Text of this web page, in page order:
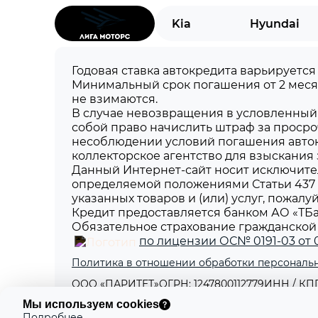
Мы используем cookies
Складывающееся заднее сиденье
Тонированные стекла
Электрорегулировка передних сидений
Электрорегулировка сиденья водителя
Аудиосистема
Беспроводная зарядка для смартфона
Навигационная система
Премиальная аудиосистема
Kia Hyundai
Годовая ставка автокредита
Минимальный срок погашения от 2
не взимаются.
В случае невозвращения в
собой право начислить штраф за
несоблюдении условий погашения
коллекторское агентство для
Данный Интернет-сайт носит
определяемой положениями Статьи
указанных товаров и (или) услуг,
Кредит предоставляется банком АО
Обязательное страхование
по лицензии ОС№ 0191-03 от
Политика в отношении обработки
ООО «ПАРИТЕТ»ОГРН: 1247800112779ИНН / КПП:
Юридический адрес: 197198, г. Санкт-